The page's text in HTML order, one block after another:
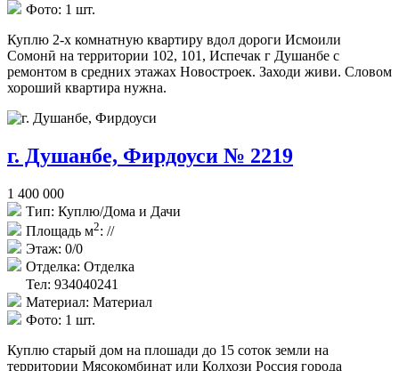
Фото: 1 шт.
Куплю 2-х комнатную квартиру вдол дороги Исмоили
Сомонӣ на территории 102, 101, Испечак г Душанбе с
ремонтом в средних этажах Новостроек. Заходи живи. Словом
хороший квартира нужна.
г. Душанбе, Фирдоуси № 2219
1 400 000
Тип: Куплю/Дома и Дачи
Площадь м2: //
Этаж: 0/0
Отделка: Отделка
Тел: 934040241
Материал: Материал
Фото: 1 шт.
Куплю старый дом на плошади до 15 соток земли на
территории Мясокомбинат или Колхози Россия города